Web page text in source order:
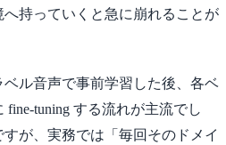
持っていくと急に崩れることが
ル音声で事前学習した後、各ベ
tuning する流れが主流でし
が、実務では「毎回そのドメイ